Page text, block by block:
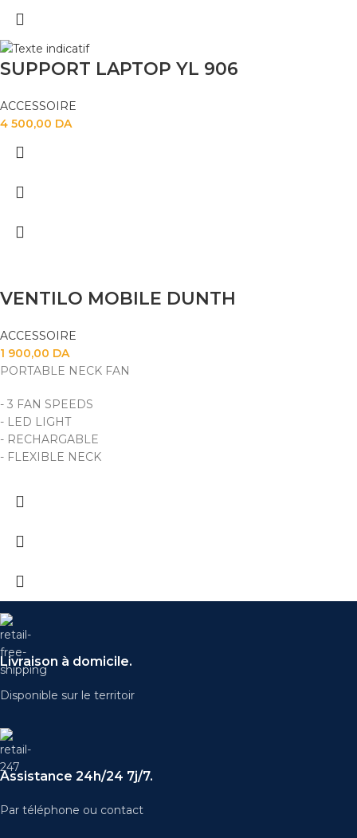
SUPPORT LAPTOP YL 906
ACCESSOIRE
4 500,00 DA
VENTILO MOBILE DUNTH
ACCESSOIRE
1 900,00 DA
PORTABLE NECK FAN
- 3 FAN SPEEDS
- LED LIGHT
- RECHARGABLE
- FLEXIBLE NECK
Livraison à domicile.
Disponible sur le territoir
Assistance 24h/24 7j/7.
Par téléphone ou contact